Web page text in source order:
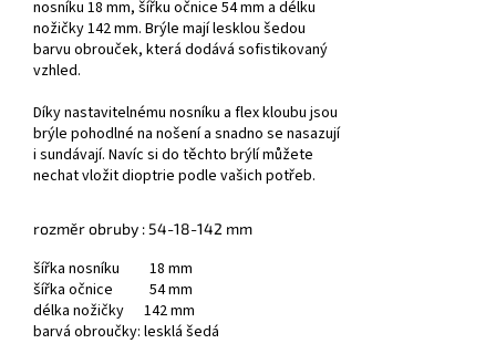
nosníku 18 mm, šířku očnice 54 mm a délku
nožičky 142 mm. Brýle mají lesklou šedou
barvu obrouček, která dodává sofistikovaný
vzhled.
Díky nastavitelnému nosníku a flex kloubu jsou
brýle pohodlné na nošení a snadno se nasazují
i sundávají. Navíc si do těchto brýlí můžete
nechat vložit dioptrie podle vašich potřeb.
rozměr obruby : 54-18-142 mm
šířka nosníku 18 mm
šířka očnice 54 mm
délka nožičky 142 mm
barvá obroučky: lesklá šedá